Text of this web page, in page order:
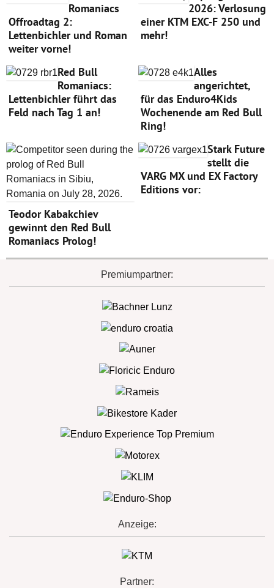
Romaniacs
Offroadtag 2:
Lettenbichler und Roman
weiter vorne!
2026: Verlosung
einer KTM EXC-F 250 und
mehr!
Red Bull
Romaniacs:
Lettenbichler führt das
Feld nach Tag 1 an!
Alles
angerichtet,
für das Enduro4Kids
Wochenende am Red Bull
Ring!
Teodor Kabakchiev
gewinnt den Red Bull
Romaniacs Prolog!
Stark Future
stellt die
VARG MX und EX Factory
Editions vor:
Premiumpartner:
Anzeige:
Partner: